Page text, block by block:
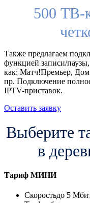
500 ТВ-
Также предлагаем
функцией записи/
как: Матч!Премьер,
пр. Подключение
IPTV-приставок.
Оставить заявку
Выберите
в
Тариф МИНИ
Скоростьдо 5